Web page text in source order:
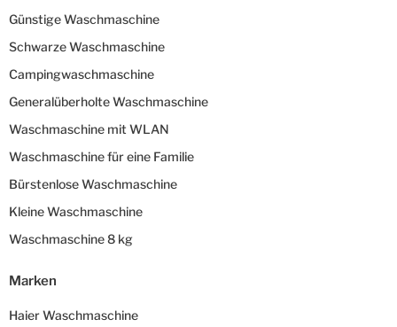
Günstige Waschmaschine
Schwarze Waschmaschine
Campingwaschmaschine
Generalüberholte Waschmaschine
Waschmaschine mit WLAN
Waschmaschine für eine Familie
Bürstenlose Waschmaschine
Kleine Waschmaschine
Waschmaschine 8 kg
Marken
Haier Waschmaschine